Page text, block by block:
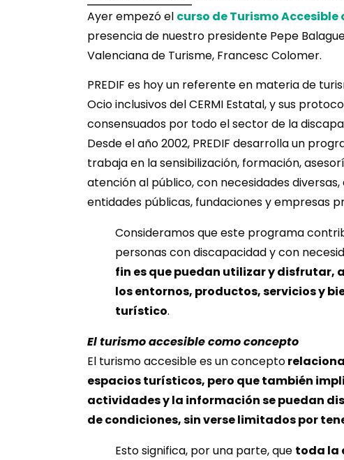
Ayer empezó el curso de Turismo Accesible
presencia de nuestro presidente Pepe
Valenciana de Turisme, Francesc Colomer.
PREDIF es hoy un referente en materia de
Ocio inclusivos del CERMI Estatal, y sus
consensuados por todo el sector de la
Desde el año 2002, PREDIF desarrolla un
trabaja en la sensibilización, formación,
atención al público, con necesidades
entidades públicas, fundaciones y empresas
Consideramos que este programa
personas con discapacidad y con
fin es que puedan utilizar y disfrutar,
los entornos, productos, servicios y
turístico.
El turismo accesible como concepto
El turismo accesible es un concepto
espacios turísticos, pero que también
actividades y la información se puedan
de condiciones, sin verselimitados por
Esto significa, por una parte, que toda la